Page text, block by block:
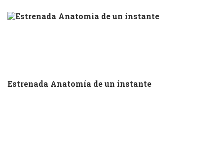
Estrenada Anatomía de un instante